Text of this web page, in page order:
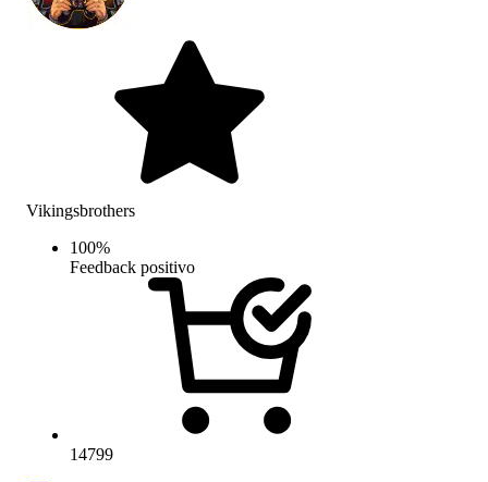
Vikingsbrothers
100%
Feedback positivo
14799